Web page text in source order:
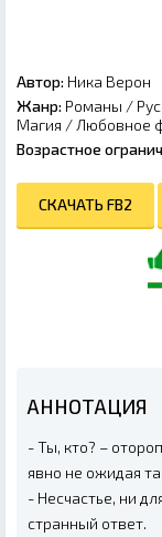
Автор: Ника Верон
Жанр: Романы /
Магия / Любовное
Возрастное
СКАЧАТЬ FB2
АННОТАЦИЯ
- Ты, кто? –
явно не ожидая
- Несчастье, ни
странный ответ.